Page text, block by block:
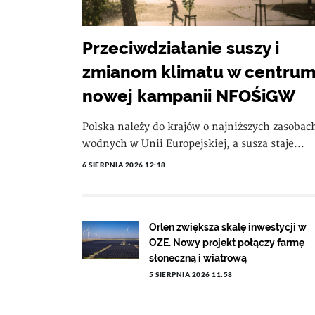
Przeciwdziałanie suszy i
zmianom klimatu w centrum
nowej kampanii NFOŚiGW
Polska należy do krajów o najniższych
wodnych w Unii Europejskiej, a susza staje...
6 SIERPNIA 2026 12:18
Orlen zwiększa skalę inwestycji w
OZE. Nowy projekt połączy farmę
słoneczną i wiatrową
5 SIERPNIA 2026 11:58